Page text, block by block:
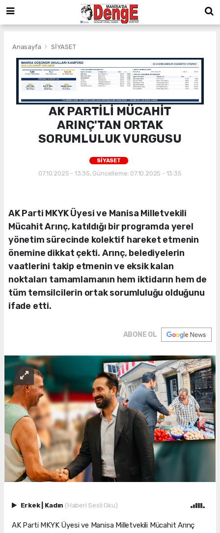
Anasayfa SİYASET
AK PARTİLİ MÜCAHİT
ARINÇ'TAN ORTAK
SORUMLULUK VURGUSU
SİYASET
07.10.2025 - 13:35, Güncelleme: 07.10.2025 - 13:35
AK Parti MKYK Üyesi ve Manisa Milletvekili
Mücahit Arınç, katıldığı bir programda yerel
yönetim sürecinde kolektif hareket etmenin
önemine dikkat çekti. Arınç, belediyelerin
vaatlerini takip etmenin ve eksik kalan
noktaları tamamlamanın hem iktidarın hem de
tüm temsilcilerin ortak sorumluluğu olduğunu
ifade etti.
ABONE OL
Erkek Kadın (Haberi Sesli Oku)
AK Parti MKYK Üyesi ve Manisa Milletvekili Mücahit Arınç